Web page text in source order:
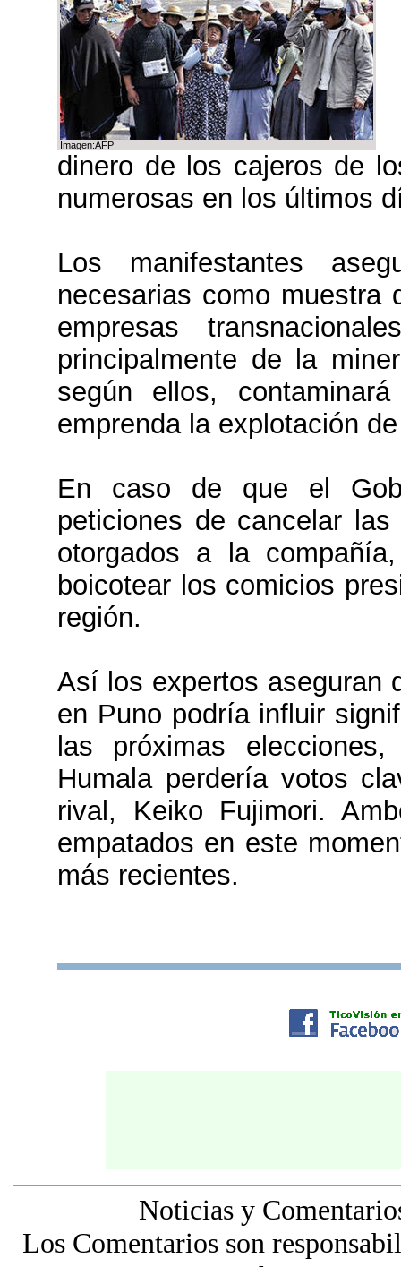
Imagen:AFP
dinero de los cajeros de
numerosas en los últimos
Los manifestantes
necesarias como muestra
empresas
principalmente de la
según ellos,
emprenda la explotación
En caso de que el
peticiones de cancelar
otorgados a la
boicotear los comicios
región.
Así los expertos aseguran
en Puno podría influir
las próximas
Humala perdería votos
rival, Keiko Fujimori.
empatados en este
más recientes.
Noticias y
Los Comentarios son